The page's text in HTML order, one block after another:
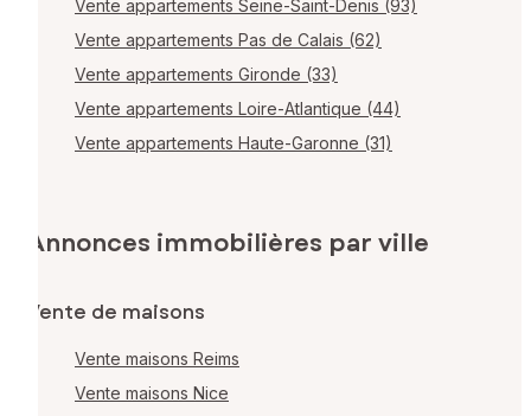
Vente appartements Seine-Saint-Denis (93)
Vente appartements Pas de Calais (62)
Vente appartements Gironde (33)
Vente appartements Loire-Atlantique (44)
Vente appartements Haute-Garonne (31)
Annonces immobilières par ville
Vente de maisons
Vente maisons Reims
Vente maisons Nice